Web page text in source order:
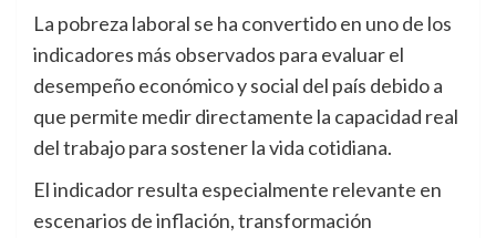
La pobreza laboral se ha convertido en uno de los
indicadores más observados para evaluar el
desempeño económico y social del país debido a
que permite medir directamente la capacidad real
del trabajo para sostener la vida cotidiana.
El indicador resulta especialmente relevante en
escenarios de inflación, transformación